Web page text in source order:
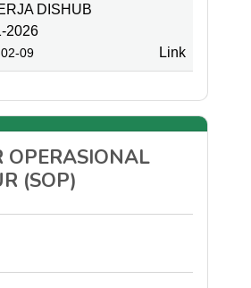
DISHUB
2026
09 Link
OPERASIONAL
(SOP)